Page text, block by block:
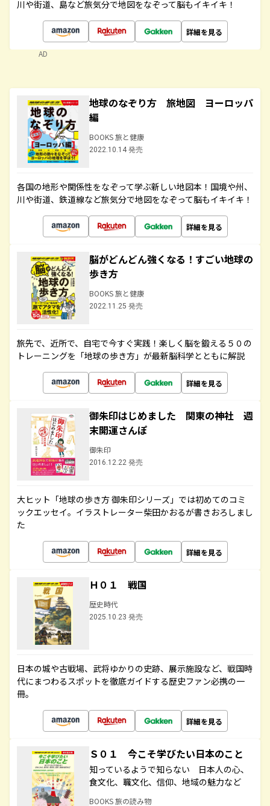
川や街道、島など旅気分で地図をなぞって脳もイキイキ！
詳細を見る
AD
地球のなぞり方 旅地図 ヨーロッパ
編
BOOKS 旅と健康
2022.10.14 発売
各国の地形や関係性をなぞって学ぶ新しい地図本！国境や州、
川や街道、鉄道線など旅気分で地図をなぞって脳もイキイキ！
詳細を見る
脳がどんどん強くなる！すごい地球の
歩き方
BOOKS 旅と健康
2022.11.25 発売
旅先で、近所で、自宅で今すぐ実践！楽しく脳を鍛える５０の
トレーニングを「地球の歩き方」が最新脳科学とともに解説
詳細を見る
御朱印はじめました 関東の神社 週
末開運さんぽ
御朱印
2016.12.22 発売
大ヒット「地球の歩き方 御朱印シリーズ」では初めてのコミ
ックエッセイ。イラストレーター柴田かおるが書きおろしまし
た
詳細を見る
Ｈ０１ 戦国
歴史時代
2025.10.23 発売
日本の城や古戦場、武将ゆかりの史跡、展示施設など、戦国時
代にまつわるスポットを徹底ガイドする歴史ファン必携の一
冊。
詳細を見る
Ｓ０１ 今こそ学びたい日本のこと
知っているようで知らない 日本人の心、
食文化、職文化、信仰、地域の魅力など
BOOKS 旅の読み物